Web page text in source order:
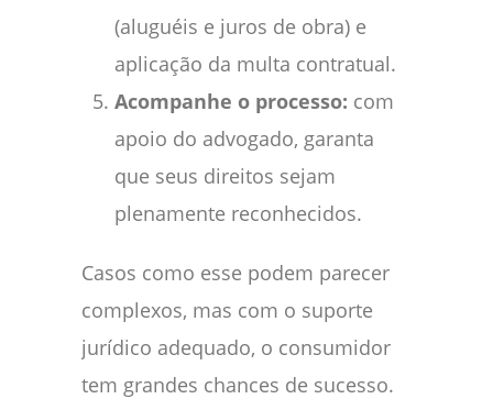
(aluguéis e juros de obra) e
aplicação da multa contratual.
Acompanhe o processo: com
apoio do advogado, garanta
que seus direitos sejam
plenamente reconhecidos.
Casos como esse podem parecer
complexos, mas com o suporte
jurídico adequado, o consumidor
tem grandes chances de sucesso.